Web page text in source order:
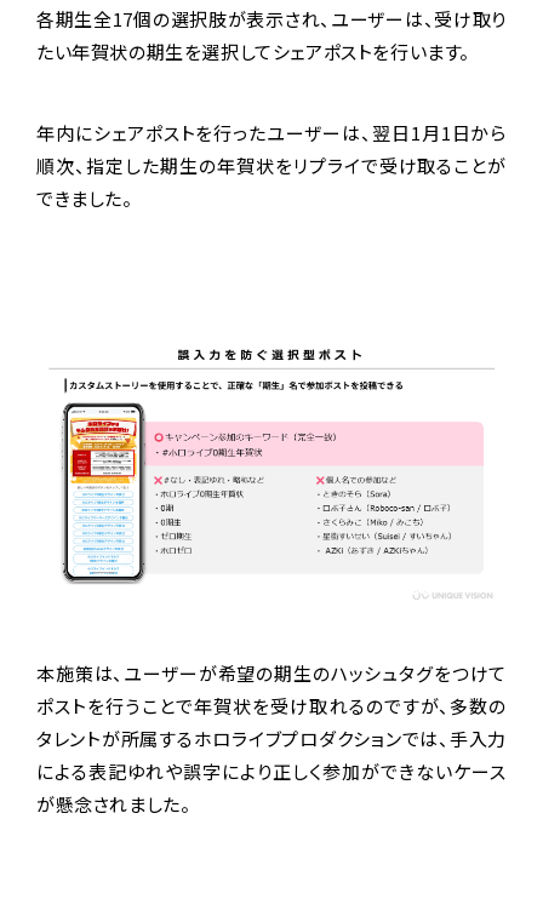
各期生全17個の選択肢が表示され、ユーザーは、受け取り
たい年賀状の期生を選択してシェアポストを行います。
年内にシェアポストを行ったユーザーは、翌日1月1日から
順次、指定した期生の年賀状をリプライで受け取ることが
できました。
本施策は、ユーザーが希望の期生のハッシュタグをつけて
ポストを行うことで年賀状を受け取れるのですが、多数の
タレントが所属するホロライブプロダクションでは、手入力
による表記ゆれや誤字により正しく参加ができないケース
が懸念されました。